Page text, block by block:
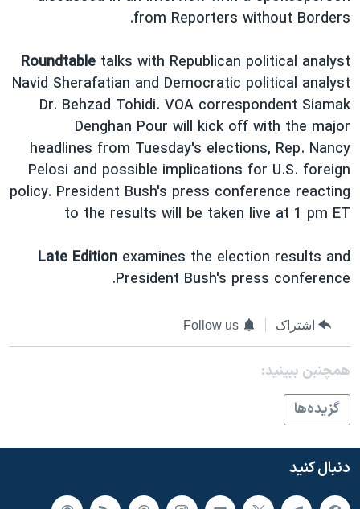
تریبونال مردمی آبان ۹۸
چهل سال گروگان‌گیری
قانون شفافیت دارائی کادر رهبری ایران
اعتراضات مردمی آبان ۹۸
اسرائیل در جنگ
نرگس محمدی برنده جایزه نوبل صلح
همایش محافظه‌کاران آمریکا «سی‌پک»
from Reporters without Borders.
Roundtable talks with Republican political analyst
Navid Sherafatian and Democratic political analyst
Dr. Behzad Tohidi. VOA correspondent Siamak
Denghan Pour will kick off with the major
headlines from Tuesday's elections, Rep. Nancy
Pelosi and possible implications for U.S. foreign
policy. President Bush's press conference reacting
to the results will be taken live at 1 pm ET
Late Edition examines the election results and
President Bush's press conference.
اشتراک Follow us
همچنبن ببینید:
گزيده‌ها
دنبال کنید